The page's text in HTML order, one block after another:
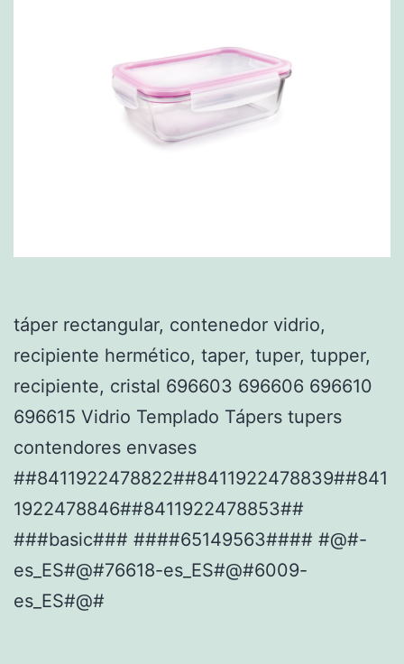
táper rectangular, contenedor vidrio,
recipiente hermético, taper, tuper, tupper,
recipiente, cristal 696603 696606 696610
696615 Vidrio Templado Tápers tupers
contendores envases
##8411922478822##8411922478839##841
1922478846##8411922478853##
###basic### ####65149563#### #@#-
es_ES#@#76618-es_ES#@#6009-
es_ES#@#